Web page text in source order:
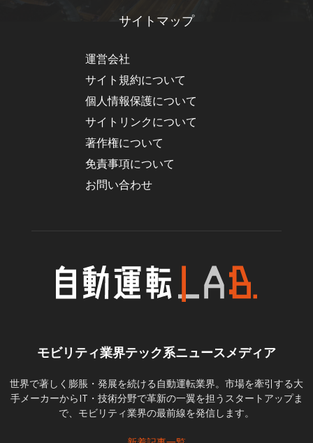
サイトマップ
運営会社
サイト規約について
個人情報保護について
サイトリンクについて
著作権について
免責事項について
お問い合わせ
モビリティ業界テック系ニュースメディア
世界で著しく膨脹・発展を続ける自動運転業界。市場を牽引する大
手メーカーからIT・技術分野で革新の一翼を担うスタートアップま
で、モビリティ業界の最前線を発信します。